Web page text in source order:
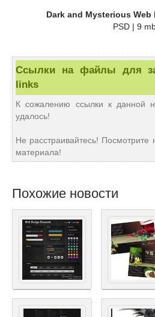
Dark and Mysterious Web
PSD | 9
Ссылки на файлы для
links
К сожалению ссылки к данной
удалось!
Не расстраивайтесь! Посмотрите
материала!
Похожие новости